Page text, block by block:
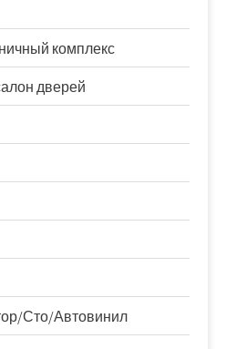
комплекс
дверей
Сто/Автовинил